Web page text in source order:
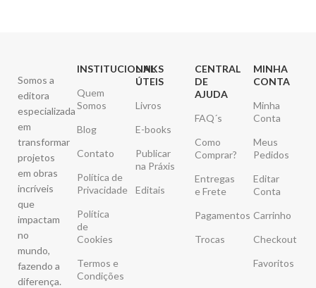
Somos a
editora
especializada
em
transformar
projetos
em obras
incríveis
que
impactam
no
mundo,
fazendo a
diferença.
INSTITUCIONAL
Quem
Somos
Blog
Contato
Política de
Privacidade
Política
de
Cookies
Termos e
Condições
LINKS
ÚTEIS
Livros
E-books
Publicar
na Práxis
Editais
CENTRAL
DE
AJUDA
FAQ´s
Como
Comprar?
Entregas
e Frete
Pagamentos
Trocas
MINHA
CONTA
Minha
Conta
Meus
Pedidos
Editar
Conta
Carrinho
Checkout
Favoritos